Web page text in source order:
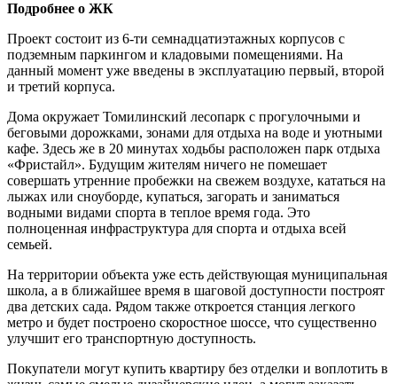
Подробнее о ЖК
Проект состоит из 6-ти семнадцатиэтажных корпусов с
подземным паркингом и кладовыми помещениями. На
данный момент уже введены в эксплуатацию первый, второй
и третий корпуса.
Дома окружает Томилинский лесопарк с прогулочными и
беговыми дорожками, зонами для отдыха на воде и уютными
кафе. Здесь же в 20 минутах ходьбы расположен парк отдыха
«Фристайл». Будущим жителям ничего не помешает
совершать утренние пробежки на свежем воздухе, кататься на
лыжах или сноуборде, купаться, загорать и заниматься
водными видами спорта в теплое время года. Это
полноценная инфраструктура для спорта и отдыха всей
семьей.
На территории объекта уже есть действующая муниципальная
школа, а в ближайшее время в шаговой доступности построят
два детских сада. Рядом также откроется станция легкого
метро и будет построено скоростное шоссе, что существенно
улучшит его транспортную доступность.
Покупатели могут купить квартиру без отделки и воплотить в